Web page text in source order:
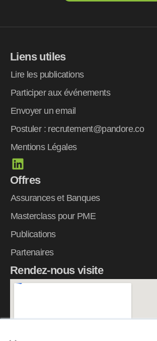
Liens utiles
Lire les publications
Participer aux événements
Envoyer un email
Postuler : recrutement@pandore.co
Mentions Légales
L
i
n
k
e
i
n
Offres
Assurances et Banques
Masterclass pour PME
Publications
Partenaires
Rendez-nous visite